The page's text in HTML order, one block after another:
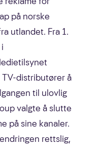
på norske
utlandet. Fra 1.
TV-distributører å
til ulovlig
valgte å slutte
på sine kanaler.
rettslig,